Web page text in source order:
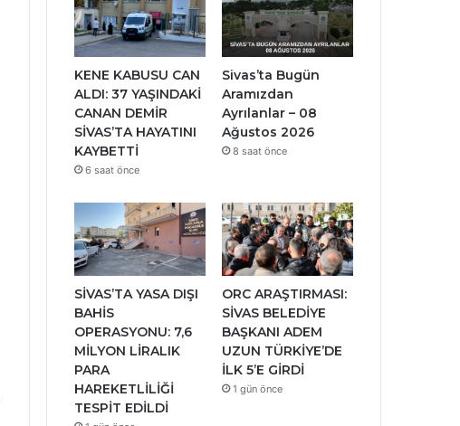
KENE KABUSU CAN
ALDI: 37 YAŞINDAKİ
CANAN DEMİR
SİVAS’TA HAYATINI
KAYBETTİ
6 saat önce
Sivas’ta Bugün
Aramızdan
Ayrılanlar – 08
Ağustos 2026
8 saat önce
SİVAS’TA YASA DIŞI
BAHİS
OPERASYONU: 7,6
MİLYON LİRALIK
PARA
HAREKETLİLİĞİ
TESPİT EDİLDİ
ORC ARAŞTIRMASI:
SİVAS BELEDİYE
BAŞKANI ADEM
UZUN TÜRKİYE’DE
İLK 5’E GİRDİ
1 gün önce